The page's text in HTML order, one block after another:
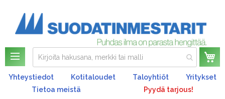
Yhteystiedot Kotitaloudet Taloyhtiöt
Yritykset
Tietoa meistä
Pyydä tarjous!